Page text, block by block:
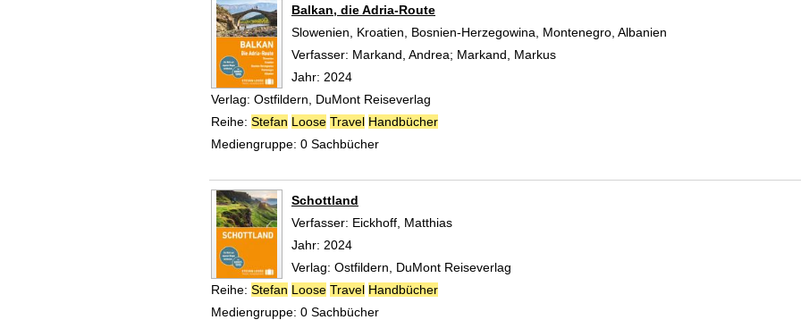
Balkan, die Adria-Route
Slowenien, Kroatien, Bosnien-Herzegowina, Montenegro, Albanien
Verfasser: Markand, Andrea; Markand, Markus
Jahr: 2024
Verlag: Ostfildern, DuMont Reiseverlag
Reihe: Stefan Loose Travel Handbücher
Mediengruppe: 0 Sachbücher
Schottland
Verfasser: Eickhoff, Matthias
Jahr: 2024
Verlag: Ostfildern, DuMont Reiseverlag
Reihe: Stefan Loose Travel Handbücher
Mediengruppe: 0 Sachbücher